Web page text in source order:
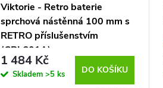
Viktorie - Retro baterie
sprchová nástěnná 100 mm s
RETRO příslušenstvím
(CBL601A)
1 484 Kč
Skladem >5 ks DO KOŠÍKU